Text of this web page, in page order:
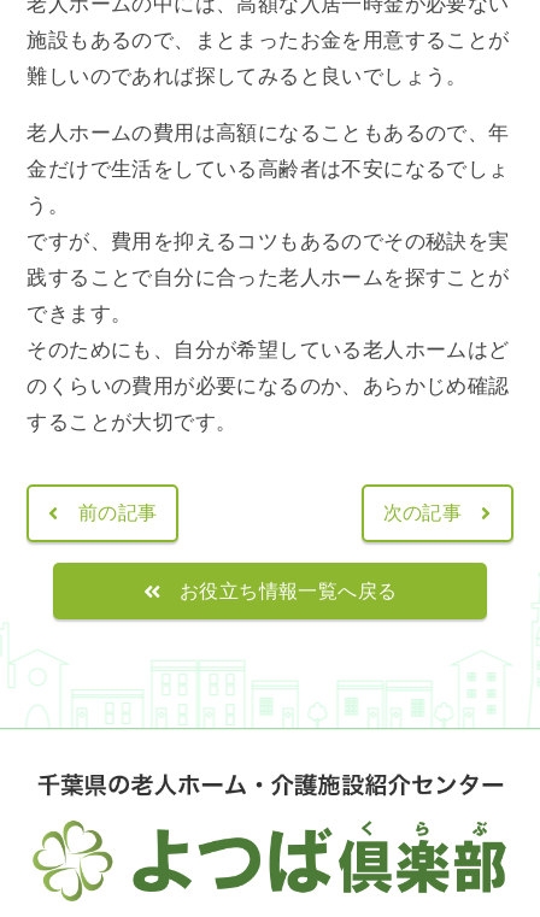
施設もあるので、まとまったお金を用意することが
難しいのであれば探してみると良いでしょう。
老人ホームの費用は高額になることもあるので、年
金だけで生活をしている高齢者は不安になるでしょ
う。
ですが、費用を抑えるコツもあるのでその秘訣を実
践することで自分に合った老人ホームを探すことが
できます。
そのためにも、自分が希望している老人ホームはど
のくらいの費用が必要になるのか、あらかじめ確認
することが大切です。
前の記事 次の記事
お役立ち情報一覧へ戻る